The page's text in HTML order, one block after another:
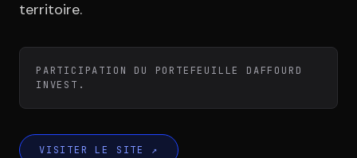
Contact
territoire.
PARTICIPATION DU PORTEFEUILLE DAFFOURD
INVEST.
VISITER LE SITE ↗